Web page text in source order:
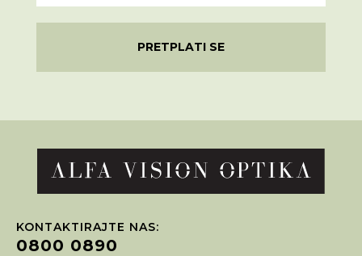
PRETPLATI SE
KONTAKTIRAJTE NAS:
0800 0890